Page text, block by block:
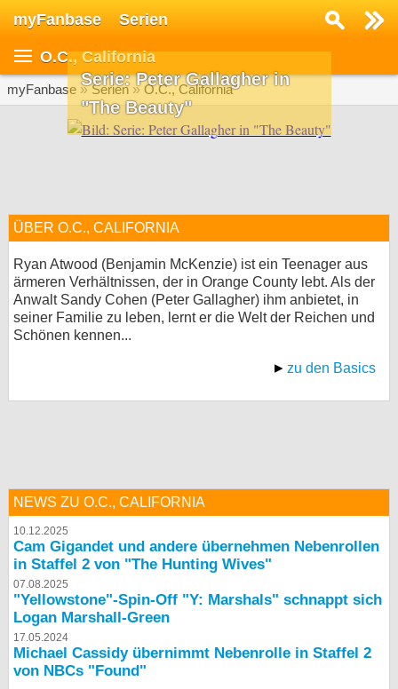
myFanbase Serien
O.C., California
myFanbase »Serien»O.C., California
Serie: Peter Gallagher in
"The Beauty"
ÜBER O.C., CALIFORNIA
Ryan Atwood (Benjamin McKenzie) ist ein Teenager aus
ärmeren Verhältnissen, der in Orange County lebt. Als der
Anwalt Sandy Cohen (Peter Gallagher) ihm anbietet, in
seiner Familie zu leben, lernt er die Welt der Reichen und
Schönen kennen...
zu den Basics
NEWS ZU O.C., CALIFORNIA
10.12.2025
Cam Gigandet und andere übernehmen Nebenrollen
in Staffel 2 von "The Hunting Wives"
07.08.2025
"Yellowstone"-Spin-Off "Y: Marshals" schnappt sich
Logan Marshall-Green
17.05.2024
Michael Cassidy übernimmt Nebenrolle in Staffel 2
von NBCs "Found"
SERIEN
Serien
KULTUR
Specials
SERVICE
Kontakt
Nutzungsbedingungen
Datenschutz